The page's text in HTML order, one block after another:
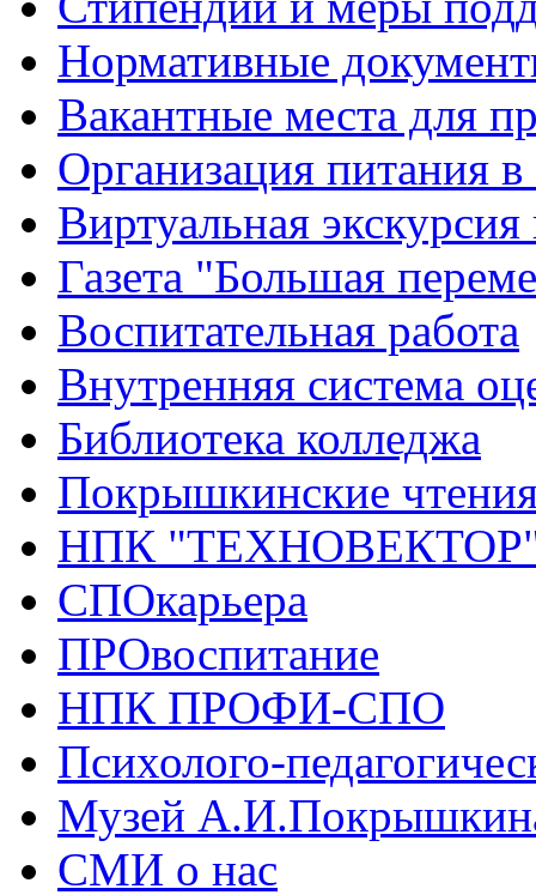
Нормативные
Вакантные места для
Организация питания в
Виртуальная
Газета "Большая
Воспитательная работа
Внутренняя система
Библиотека колледжа
Покрышкинские
НПК
СПОкарьера
ПРОвоспитание
НПК ПРОФИ-СПО
Психолого-
Музей
СМИ о нас